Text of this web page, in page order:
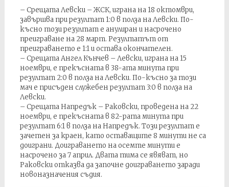
– Срещата Левски – ЖСК, играна на 18 октомври,
завършва при резултат 1:0 в полза на Левски. По-
късно този резултат е анулиран и насрочено
преиграване на 28 март. Резултатът от
преиграването е 1:1 и остава окончателен.
– Срещата Ангел Кънчев – Левски, играна на 15
ноември, е прекъсната в 38-ата минута при
резултат 2:0 в полза на Левски. По-късно за този
мач е присъден служебен резултат 3:0 в полза на
Левски.
– Срещата Напредък – Раковски, проведена на 22
ноември, е прекъсната в 82-рата минута при
резултат 6:1 в полза на Напредък. Този резултат е
зачетен за краен, като оставащите 8 минути не са
доиграни. Доиграването на осемте минути е
насрочено за 7 април. Двата тима се явяват, но
Раковски отказва да започне доиграването заради
новоназначения съдия.